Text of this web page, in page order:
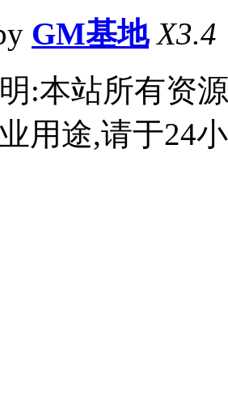
GM基地 X3.4
:本站所有资
用途,请于24